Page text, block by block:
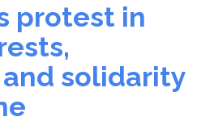
protest in
solidarity